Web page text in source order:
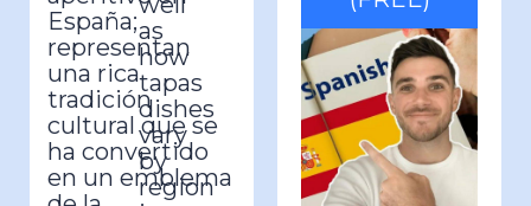
as
how
tapas
dishes
vary
by
region
España;
representan
una rica
tradición
cultural que se
ha convertido
en un emblema